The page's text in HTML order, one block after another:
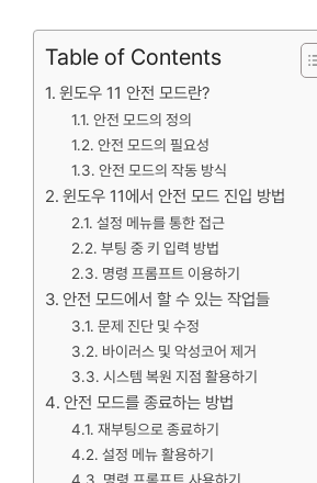
Table of Contents
윈도우 11 안전 모드란?
안전 모드의 정의
안전 모드의 필요성
안전 모드의 작동 방식
윈도우 11에서 안전 모드 진입 방법
설정 메뉴를 통한 접근
부팅 중 키 입력 방법
명령 프롬프트 이용하기
안전 모드에서 할 수 있는 작업들
문제 진단 및 수정
바이러스 및 악성코어 제거
시스템 복원 지점 활용하기
안전 모드를 종료하는 방법
재부팅으로 종료하기
설정 메뉴 활용하기